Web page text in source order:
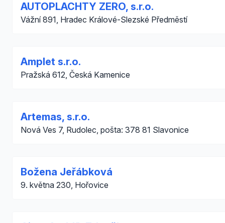
AUTOPLACHTY ZERO, s.r.o.
Vážní 891, Hradec Králové-Slezské Předměstí
Amplet s.r.o.
Pražská 612, Česká Kamenice
Artemas, s.r.o.
Nová Ves 7, Rudolec, pošta: 378 81 Slavonice
Božena Jeřábková
9. května 230, Hořovice